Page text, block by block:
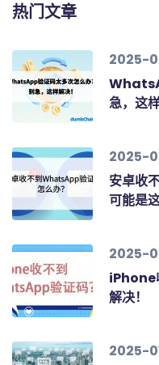
热门文章
2025-
急，这
2025-
安卓收
可能是
2025-
iPhone
解决！
2025-